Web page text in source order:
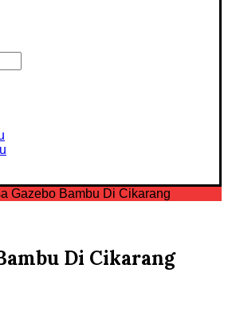
Gazebo Bambu Di Cikarang
Di Cikarang